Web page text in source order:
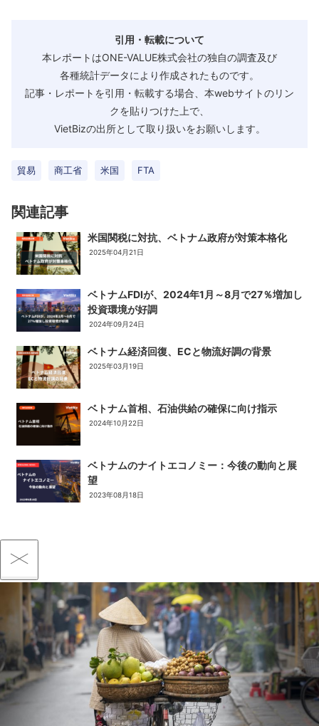
引用・転載について
本レポートはONE-VALUE株式会社の独自の調査及び
各種統計データにより作成されたものです。
記事・レポートを引用・転載する場合、本webサイトのリン
クを貼りつけた上で、
VietBizの出所として取り扱いをお願いします。
貿易 商工省 米国 FTA
関連記事
米国関税に対抗、ベトナム政府が対策本格化
2025年04月21日
ベトナムFDIが、2024年1月～8月で27％増加し
投資環境が好調
2024年09月24日
ベトナム経済回復、ECと物流好調の背景
2025年03月19日
ベトナム首相、石油供給の確保に向け指示
2024年10月22日
ベトナムのナイトエコノミー：今後の動向と展
望
2023年08月18日